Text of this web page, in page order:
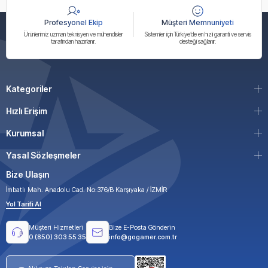
Profesyonel Ekip
Ürünlerimiz uzman teknisyen ve mühendisler
tarafından hazırlanır.
Müşteri Memnuniyeti
Sistemler için Türkiye’de en hızlı garanti ve servis
desteği sağlanır.
Kategoriler
Hızlı Erişim
Kurumsal
Yasal Sözleşmeler
Bize Ulaşın
İmbatlı Mah. Anadolu Cad. No:376/B Karşıyaka / İZMİR
Yol Tarifi Al
Müşteri Hizmetleri
0 (850) 303 55 35
Bize E-Posta Gönderin
info@gogamer.com.tr